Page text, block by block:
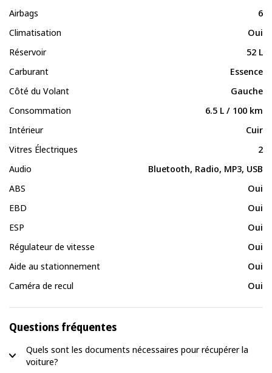
Airbags
6
Climatisation
Oui
Réservoir
52 L
Carburant
Essence
Côté du Volant
Gauche
Consommation
6.5 L / 100 km
Intérieur
Cuir
Vitres Électriques
2
Audio
Bluetooth, Radio, MP3, USB
ABS
Oui
EBD
Oui
ESP
Oui
Régulateur de vitesse
Oui
Aide au stationnement
Oui
Caméra de recul
Oui
Questions fréquentes
Quels sont les documents nécessaires pour récupérer la
voiture?